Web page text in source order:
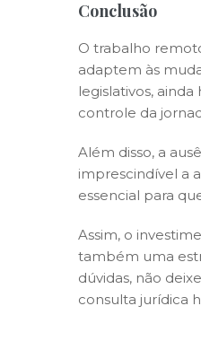
Conclusão
O trabalho
adaptem às
legislativos,
controle da
Além disso, a
imprescindível a
essencial para
Assim, o
também uma
dúvidas, não
consulta jurídica